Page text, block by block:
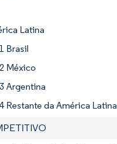
Latina
Brasil
México
Argentina
Restante da América Latina